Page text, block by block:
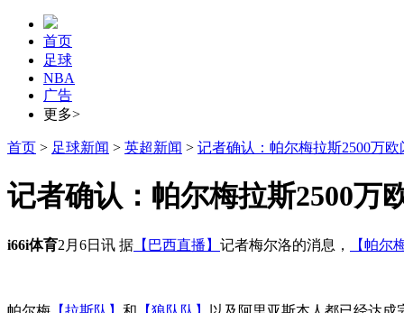
首页
足球
NBA
广告
更多>
首页 > 足球新闻 > 英超新闻 > 记者确认：帕尔梅拉斯2500万
记者确认：帕尔梅拉斯2500万
i66i体育2月6日讯 据 【巴西直播】 记者梅尔洛的消息， 【帕尔